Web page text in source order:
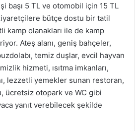
başı 5 TL ve otomobil için 15 TL
bütçe dostu bir tatil
kamp olanakları ile de kamp
Ateş alanı, geniş bahçeler,
temiz duşlar, evcil hayvan
hizmeti, ısıtma imkanları,
lezzetli yemekler sunan restoran,
ücretsiz otopark ve WC gibi
yanıt verebilecek şekilde